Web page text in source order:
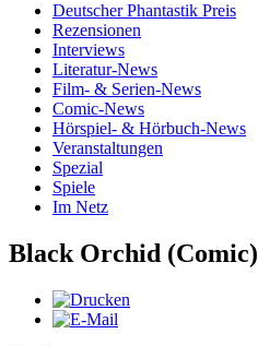
Deutscher Phantastik Preis
Rezensionen
Interviews
Literatur-News
Film- & Serien-News
Comic-News
Hörspiel- & Hörbuch-News
Veranstaltungen
Spezial
Spiele
Im Netz
Black Orchid (Comic)